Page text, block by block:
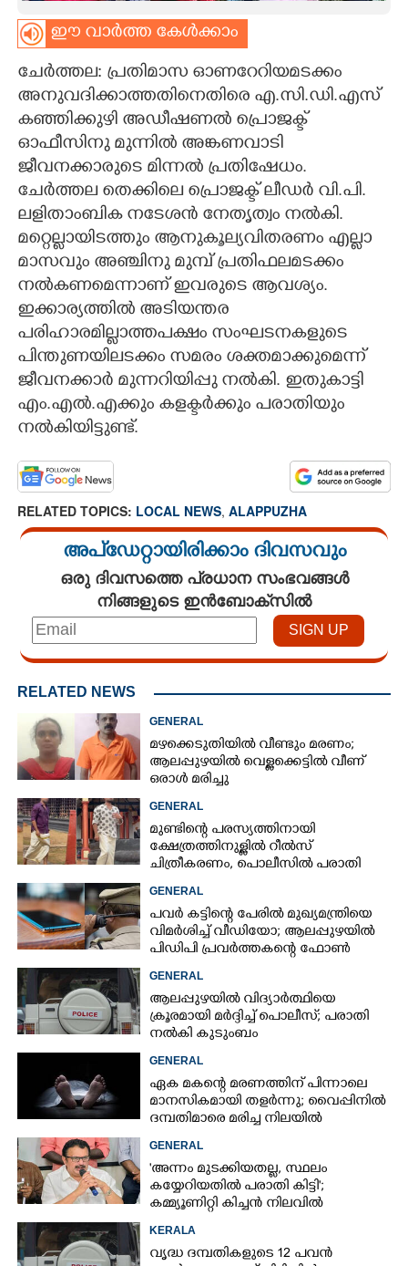
ASTRO
CARTOONS
LITERATURE
ZOOM
CONTACT US
ഈ വാർത്ത കേൾക്കാം
ചേർത്തല: പ്രതിമാസ ഓണറേറിയമടക്കം
അനുവദിക്കാത്തതിനെതിരെ എ.സി.ഡി.എസ്
കഞ്ഞിക്കുഴി അഡീഷണൽ പ്രൊജക്ട്
ഓഫീസിനു മുന്നിൽ അങ്കണവാടി
ജീവനക്കാരുടെ മിന്നൽ പ്രതിഷേധം.
ചേർത്തല തെക്കിലെ പ്രൊജക്ട് ലീഡർ വി.പി.
ലളിതാംബിക നടേശൻ നേതൃത്വം നൽകി.
മറ്റെല്ലായിടത്തും ആനുകൂല്യവിതരണം എല്ലാ
മാസവും അഞ്ചിനു മുമ്പ് പ്രതിഫലമടക്കം
നൽകണമെന്നാണ് ഇവരുടെ ആവശ്യം.
ഇക്കാര്യത്തിൽ അടിയന്തര
പരിഹാരമില്ലാത്തപക്ഷം സംഘടനകളുടെ
പിന്തുണയിലടക്കം സമരം ശക്തമാക്കുമെന്ന്
ജീവനക്കാർ മുന്നറിയിപ്പു നൽകി. ഇതുകാട്ടി
എം.എൽ.എക്കും കളക്ടർക്കും പരാതിയും
നൽകിയിട്ടുണ്ട്.
RELATED TOPICS: LOCAL NEWS, ALAPPUZHA
അപ്ഡേറ്റായിരിക്കാം ദിവസവും
ഒരു ദിവസത്തെ പ്രധാന സംഭവങ്ങൾ
നിങ്ങളുടെ ഇൻബോക്സിൽ
RELATED NEWS
GENERAL
മഴക്കെടുതിയിൽ വീണ്ടും മരണം;
ആലപ്പുഴയിൽ വെള്ളക്കെട്ടിൽ വീണ്
ഒരാൾ മരിച്ചു
GENERAL
മുണ്ടിന്റെ പരസ്യത്തിനായി
ക്ഷേത്രത്തിനുള്ളിൽ റീൽസ്
ചിത്രീകരണം, പൊലീസിൽ പരാതി
GENERAL
പവർ കട്ടിന്റെ പേരിൽ മുഖ്യമന്ത്രിയെ
വിമർശിച്ച് വീഡിയോ; ആലപ്പുഴയിൽ
പിഡിപി പ്രവർത്തകന്റെ ഫോൺ
GENERAL
ആലപ്പുഴയിൽ വിദ്യാർത്ഥിയെ
ക്രൂരമായി മർദ്ദിച്ച് പൊലീസ്; പരാതി
നൽകി കുടുംബം
GENERAL
ഏക മകന്റെ മരണത്തിന് പിന്നാലെ
മാനസികമായി തളർന്നു; വൈപ്പിനിൽ
ദമ്പതിമാരെ മരിച്ച നിലയിൽ
GENERAL
'അന്നം മുടക്കിയതല്ല, സ്ഥലം
കയ്യേറിയതിൽ പരാതി കിട്ടി';
കമ്മ്യൂണിറ്റി കിച്ചൻ നിലവിൽ
KERALA
വൃദ്ധ ദമ്പതികളുടെ 12 പവൻ